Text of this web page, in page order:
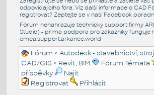
odpovídajícího fóra. Viz další informace o CAD
registrovat? Zeptejte se v naší Facebook
Fórum nenahrazuje technický support firmy
Studio) - přímá podpora pro zákazníky funguje
emea.support.arkance.world
Fórum >Autodesk - stavebnictví,
CAD/GIS > Revit, BIM Fórum Témata
příspěvky
Najít
Registrovat
Přihlásit